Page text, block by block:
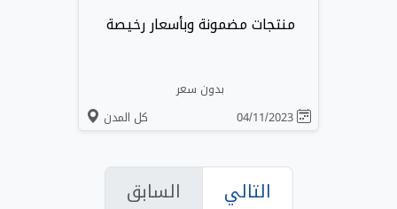
منتجات مضمونة وبأسعار رخيصة
بدون سعر
كل المدن
السابق التالي